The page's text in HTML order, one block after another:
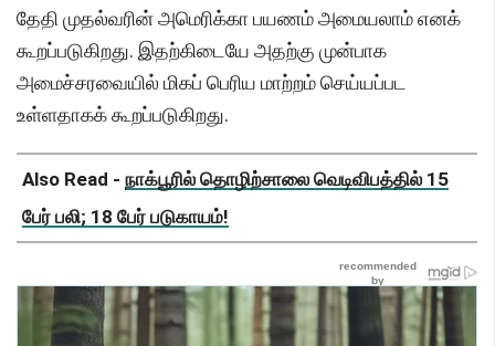
தேதி முதல்வரின் அமெரிக்கா பயணம் அமையலாம் எனக்
கூறப்படுகிறது. இதற்கிடையே அதற்கு முன்பாக
அமைச்சரவையில் மிகப் பெரிய மாற்றம் செய்யப்பட
உள்ளதாகக் கூறப்படுகிறது.
Also Read - நாக்பூரில் தொழிற்சாலை வெடிவிபத்தில் 15
பேர் பலி; 18 பேர் படுகாயம்!